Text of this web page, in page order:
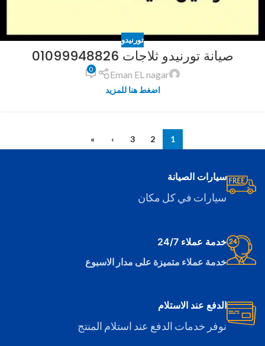
تورنيدو
صيانة تورنيدو ثلاجات 01099948826
Eman EL nagar
0
اضغط هنا للمزيد
1
2
3
›
»
سيارات الصيانة
سيارات في كل مكان
خدمة عملاء 24/7
خدمة عملاء متميزة على مدار الاسبوع
الدفع عند الاستلام
نوفر خدمات الدفع عند استلام المنتج